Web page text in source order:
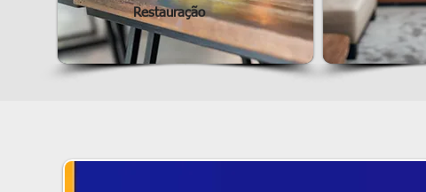
Restauração